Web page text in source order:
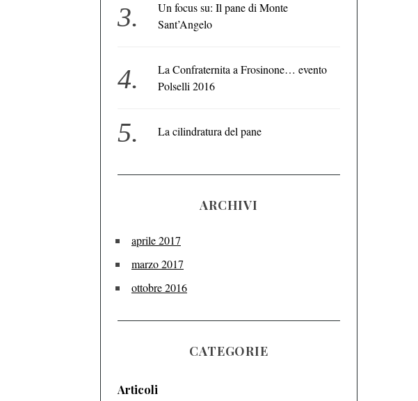
Un focus su: Il pane di Monte
Sant’Angelo
La Confraternita a Frosinone… evento
Polselli 2016
La cilindratura del pane
ARCHIVI
aprile 2017
marzo 2017
ottobre 2016
CATEGORIE
Articoli